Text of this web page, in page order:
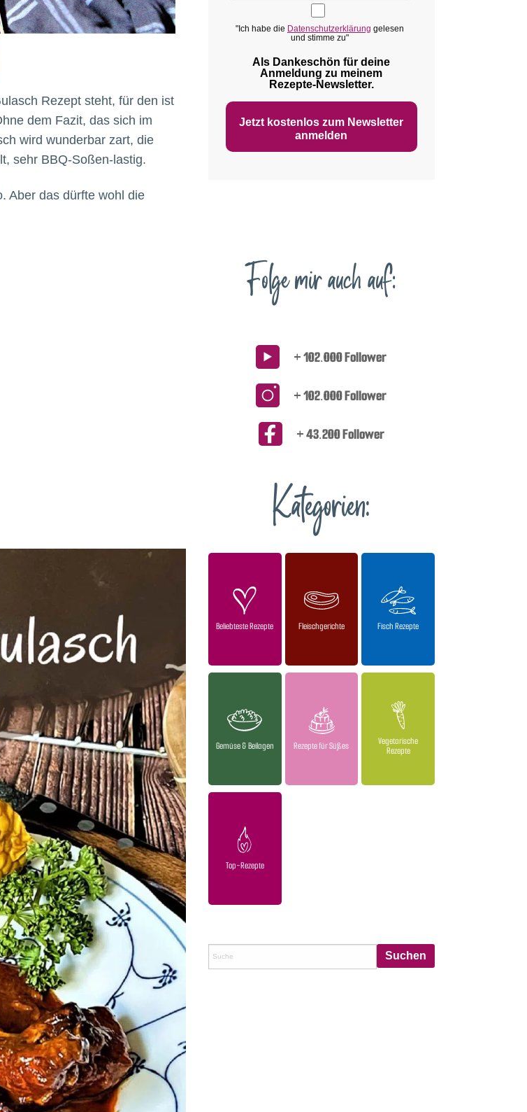
Rezept steht, für den ist
dem Fazit, das sich im
wird wunderbar zart, die
sehr BBQ-Soßen-lastig.
Aber das dürfte wohl die
"Ich habe die Datenschutzerklärung gelesen
und stimme zu"
Als Dankeschön für deine
Anmeldung zu meinem
Rezepte‑Newsletter.
Jetzt kostenlos zum Newsletter
anmelden
Folge mir auch auf:
+ 102.000 Follower
+ 102.000 Follower
+ 43.200 Follower
Kategorien:
Beliebteste Rezepte Fleischgerichte Fisch Rezepte
Gemüse & Beilagen Rezepte für Süßes
Vegetarische
Rezepte
Top-Rezepte